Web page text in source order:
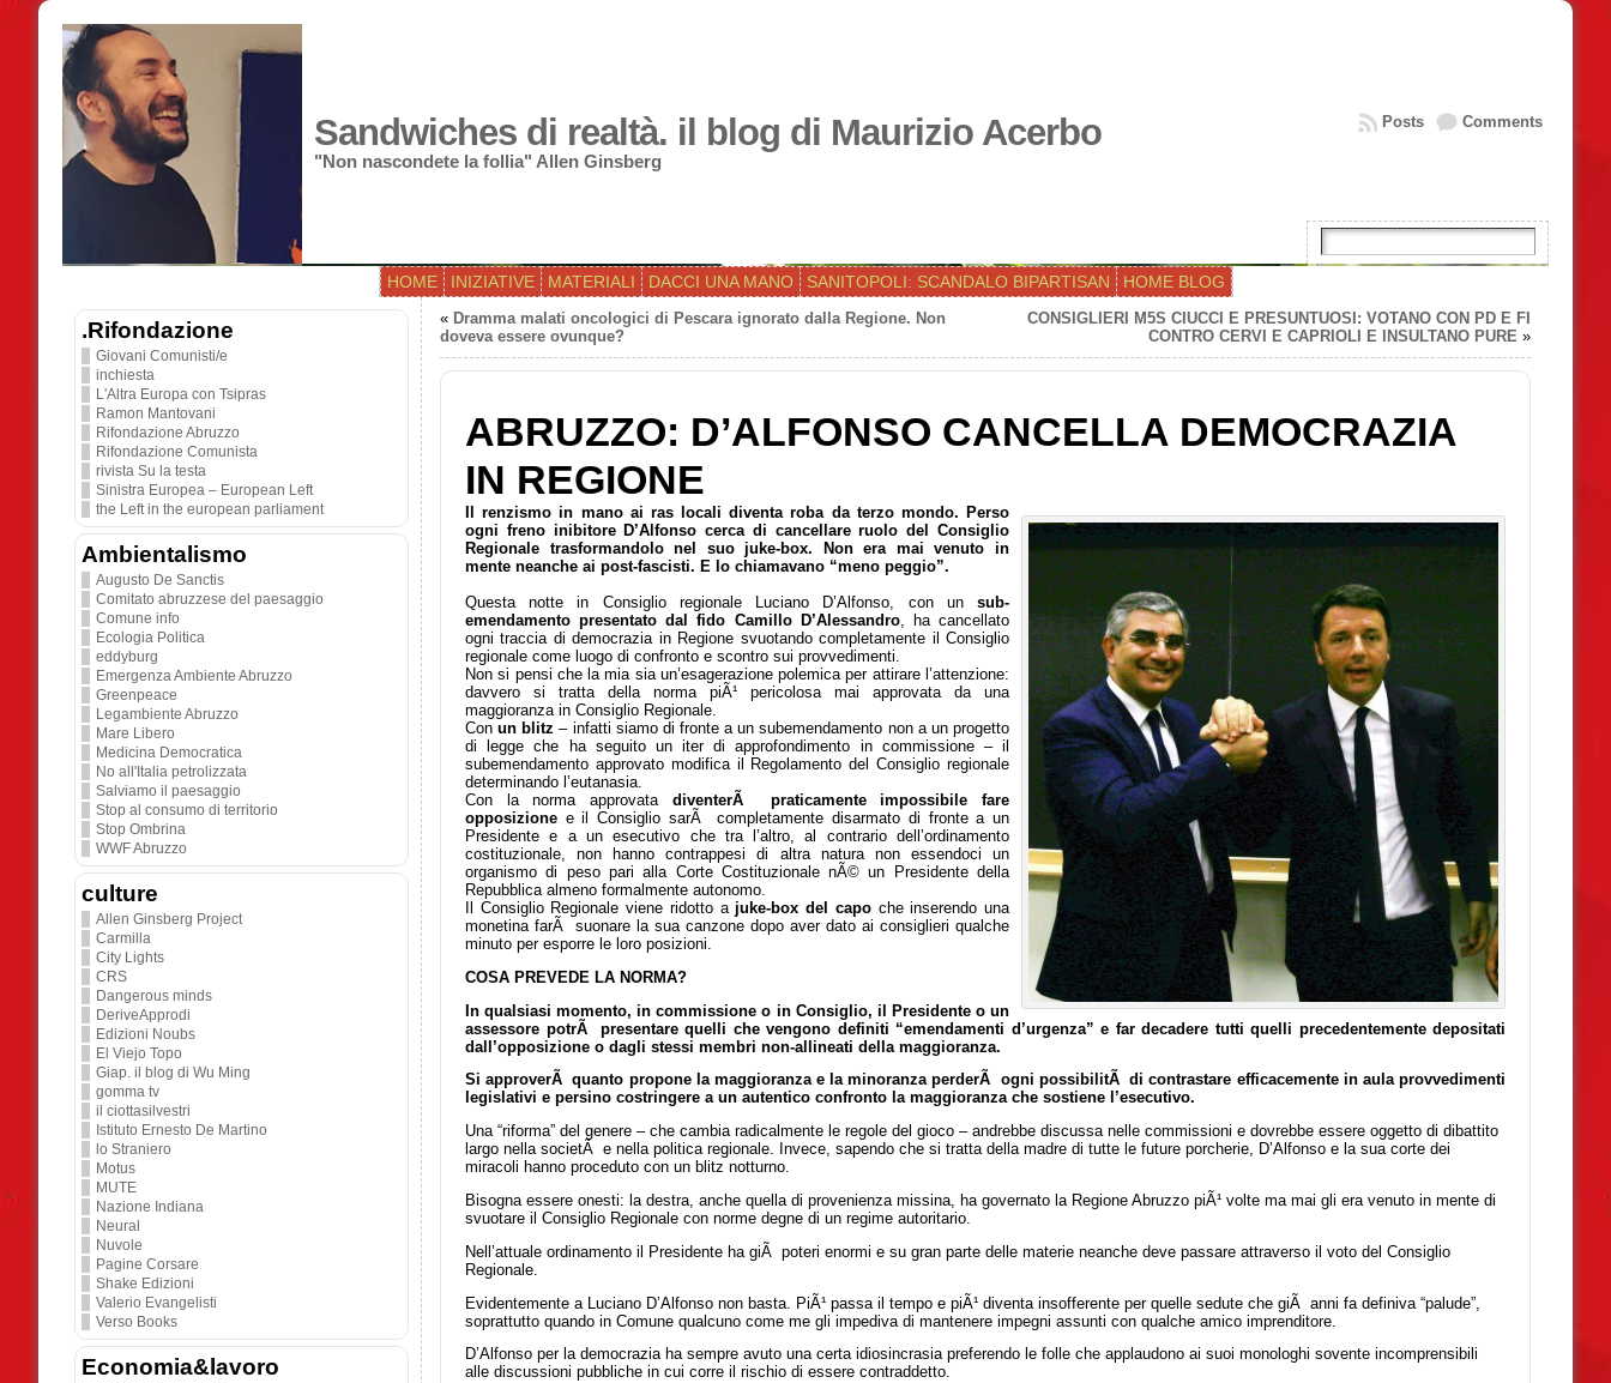
Sandwiches di realtà. il blog di Maurizio Acerbo
"Non nascondete la follia" Allen Ginsberg
Comments
Posts
HOME INIZIATIVE MATERIALI DACCI UNA MANO SANITOPOLI: SCANDALO BIPARTISAN HOME BLOG
.Rifondazione
Giovani Comunisti/e
inchiesta
L'Altra Europa con Tsipras
Ramon Mantovani
Rifondazione Abruzzo
Rifondazione Comunista
rivista Su la testa
Sinistra Europea – European Left
the Left in the european parliament
Ambientalismo
Augusto De Sanctis
Comitato abruzzese del paesaggio
Comune info
Ecologia Politica
eddyburg
Emergenza Ambiente Abruzzo
Greenpeace
Legambiente Abruzzo
Mare Libero
Medicina Democratica
No all'Italia petrolizzata
Salviamo il paesaggio
Stop al consumo di territorio
Stop Ombrina
WWF Abruzzo
culture
Allen Ginsberg Project
Carmilla
City Lights
CRS
Dangerous minds
DeriveApprodi
Edizioni Noubs
El Viejo Topo
Giap. il blog di Wu Ming
gomma tv
il ciottasilvestri
Istituto Ernesto De Martino
lo Straniero
Motus
MUTE
Nazione Indiana
Neural
Nuvole
Pagine Corsare
Shake Edizioni
Valerio Evangelisti
Verso Books
Economia&lavoro
« Dramma malati oncologici di Pescara ignorato dalla Regione. Non
doveva essere ovunque?
CONSIGLIERI M5S CIUCCI E PRESUNTUOSI: VOTANO CON PD E FI
CONTRO CERVI E CAPRIOLI E INSULTANO PURE »
ABRUZZO: D’ALFONSO CANCELLA DEMOCRAZIA
IN REGIONE
Il renzismo in mano ai ras locali diventa roba da terzo mondo. Perso
ogni freno inibitore D’Alfonso cerca di cancellare ruolo del Consiglio
Regionale trasformandolo nel suo juke-box. Non era mai venuto in
mente neanche ai post-fascisti. E lo chiamavano “meno peggio”.
Questa notte in Consiglio regionale Luciano D’Alfonso, con un sub-
emendamento presentato dal fido Camillo D’Alessandro, ha cancellato
ogni traccia di democrazia in Regione svuotando completamente il Consiglio
regionale come luogo di confronto e scontro sui provvedimenti.
Non si pensi che la mia sia un’esagerazione polemica per attirare l’attenzione:
davvero si tratta della norma piÃ¹ pericolosa mai approvata da una
maggioranza in Consiglio Regionale.
Conun blitz – infatti siamo di fronte a un subemendamento non a un progetto
di legge che ha seguito un iter di approfondimento in commissione – il
subemendamento approvato modifica il Regolamento del Consiglio regionale
determinando l’eutanasia.
Con la norma approvata diventerÃ praticamente impossibile fare
opposizione e il Consiglio sarÃ completamente disarmato di fronte a un
Presidente e a un esecutivo che tra l’altro, al contrario dell’ordinamento
costituzionale, non hanno contrappesi di altra natura non essendoci un
organismo di peso pari alla Corte Costituzionale nÃ© un Presidente della
Repubblica almeno formalmente autonomo.
Il Consiglio Regionale viene ridotto a juke-box del capoche inserendo una
monetina farÃ suonare la sua canzone dopo aver dato ai consiglieri qualche
minuto per esporre le loro posizioni.
COSA PREVEDE LA NORMA?
In qualsiasi momento, in commissione o in Consiglio, il Presidente o un
assessore potrÃ presentare quelli che vengono definiti “emendamenti d’urgenza” e far decadere tutti quelli precedentemente depositati
dall’opposizione o dagli stessi membri non-allineati della maggioranza.
Si approverÃ quanto propone la maggioranza e la minoranza perderÃ ogni possibilitÃ di contrastare efficacemente in aula provvedimenti
legislativi e persino costringere a un autentico confronto la maggioranza che sostiene l’esecutivo.
Una “riforma” del genere – che cambia radicalmente le regole del gioco – andrebbe discussa nelle commissioni e dovrebbe essere oggetto di dibattito
largo nella societÃ e nella politica regionale. Invece, sapendo che si tratta della madre di tutte le future porcherie, D’Alfonso e la sua corte dei
miracoli hanno proceduto con un blitz notturno.
Bisogna essere onesti: la destra, anche quella di provenienza missina, ha governato la Regione Abruzzo piÃ¹ volte ma mai gli era venuto in mente di
svuotare il Consiglio Regionale con norme degne di un regime autoritario.
Nell’attuale ordinamento il Presidente ha giÃ poteri enormi e su gran parte delle materie neanche deve passare attraverso il voto del Consiglio
Regionale.
Evidentemente a Luciano D’Alfonso non basta. PiÃ¹ passa il tempo e piÃ¹ diventa insofferente per quelle sedute che giÃ anni fa definiva “palude”,
soprattutto quando in Comune qualcuno come me gli impediva di mantenere impegni assunti con qualche amico imprenditore.
D’Alfonso per la democrazia ha sempre avuto una certa idiosincrasia preferendo le folle che applaudono ai suoi monologhi sovente incomprensibili
alle discussioni pubbliche in cui corre il rischio di essere contraddetto.